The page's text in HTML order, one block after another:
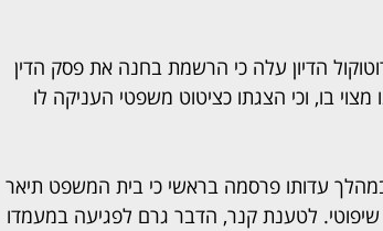
הדיון עלה כי הרשמת בחנה את פסק הדין
בו, וכי הצגתו כציטוט משפטי העניקה לו
עדותו פרסמה בראשי כי בית המשפט תיאר
לטענת קנר, הדבר גרם לפגיעה במעמדו